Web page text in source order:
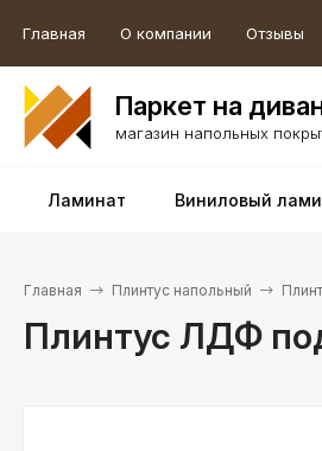
Главная О компании Отзывы
Паркет на
магазин напольных
Ламинат Виниловый
Главная Плинтус напольный
Плинтус ЛДФ